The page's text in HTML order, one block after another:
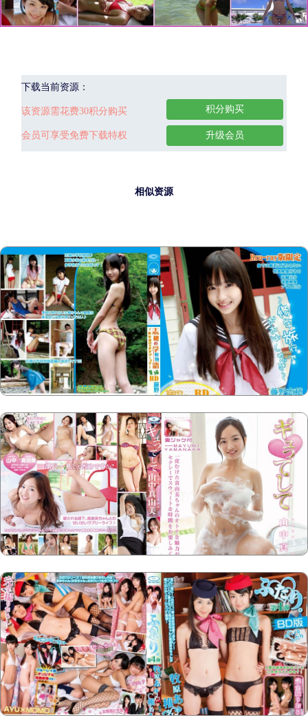
下载当前资源：
该资源需花费30积分购买
会员可享受免费下载特权
积分购买
升级会员
相似资源